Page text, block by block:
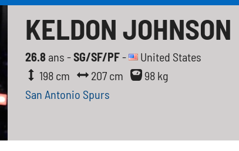
KELDON JOHNSON
26.8 ans -SG/SF/PF-
United States
198 cm
207 cm
98 kg
San Antonio Spurs